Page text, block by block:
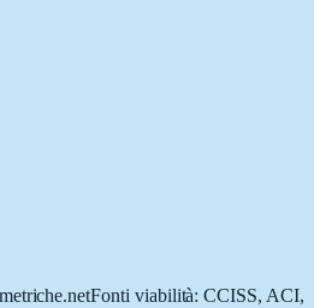
Fonti viabilità: CCISS, ACI,